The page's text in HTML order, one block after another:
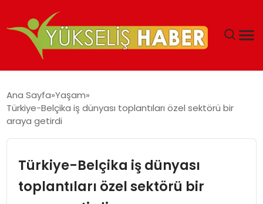
MALIYETLERINI AZALTIYOR’
Ana Sayfa Yaşam
Türkiye-Belçika iş dünyası toplantıları özel sektörü bir
araya getirdi
Türkiye-Belçika iş dünyası
toplantıları özel sektörü bir